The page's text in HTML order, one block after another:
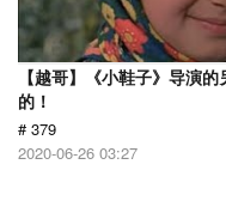
【越哥】《小鞋子》导演
的！
# 379
2020-06-26 03:27